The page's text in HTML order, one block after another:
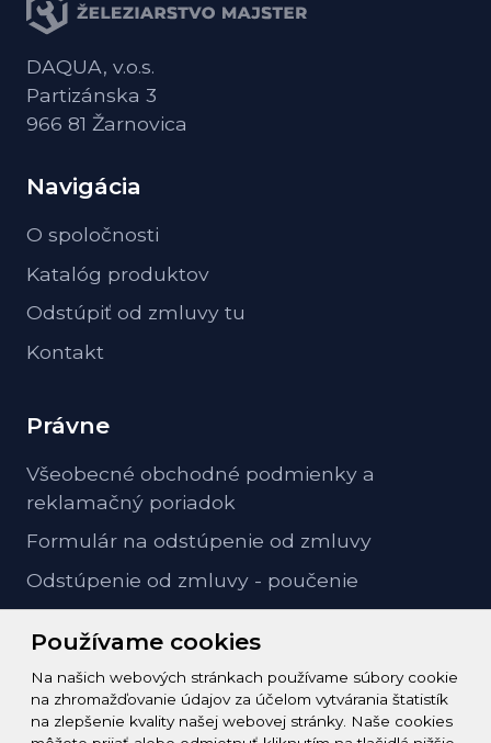
Používame cookies
Na našich webových stránkach používame súbory cookie
na zhromažďovanie údajov za účelom vytvárania štatistík
na zlepšenie kvality našej webovej stránky. Naše cookies
DAQUA, v.o.s.
Partizánska 3
966 81 Žarnovica
Navigácia
O spoločnosti
Katalóg produktov
Odstúpiť od zmluvy tu
Kontakt
Právne
Všeobecné obchodné podmienky a
reklamačný poriadok
Formulár na odstúpenie od zmluvy
Odstúpenie od zmluvy - poučenie
Kontakt